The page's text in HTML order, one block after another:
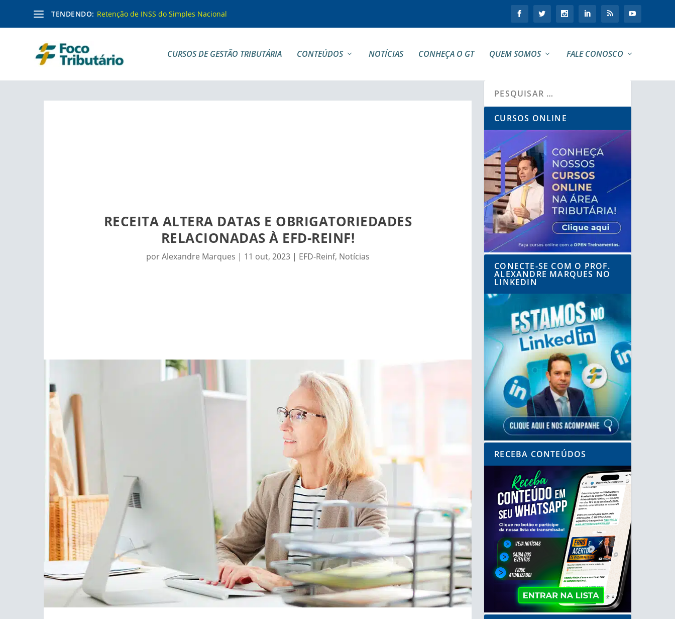
TENDENDO: Retenção de INSS do Simples Nacional
CURSOS DE GESTÃO TRIBUTÁRIA CONTEÚDOS NOTÍCIAS CONHEÇA O GT QUEM SOMOS FALE CONOSCO
RECEITA ALTERA DATAS E OBRIGATORIEDADES
RELACIONADAS À EFD-REINF!
porAlexandre Marques | 11 out, 2023| EFD-Reinf, Notícias
CURSOS ONLINE
CONECTE-SE COM O PROF.
ALEXANDRE MARQUES NO
LINKEDIN
RECEBA CONTEÚDOS